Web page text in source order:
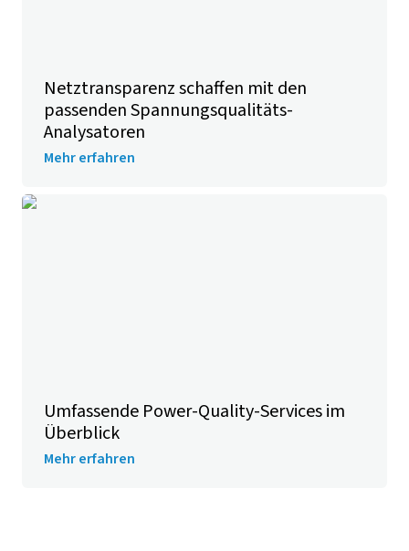
Netztransparenz schaffen mit den
passenden Spannungsqualitäts-
Analysatoren
Mehr erfahren
Umfassende Power-Quality-Services im
Überblick
Mehr erfahren